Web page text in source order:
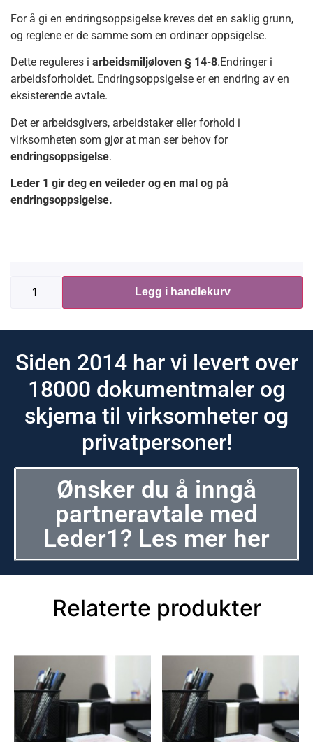
For å gi en endringsoppsigelse kreves det en saklig grunn,
og reglene er de samme som en ordinær oppsigelse.
Dette reguleres i arbeidsmiljøloven § 14-8.Endringer i
arbeidsforholdet. Endringsoppsigelse er en endring av en
eksisterende avtale.
Det er arbeidsgivers, arbeidstaker eller forhold i
virksomheten som gjør at man ser behov for
endringsoppsigelse.
Leder 1 gir deg en veileder og en mal og på
endringsoppsigelse.
Legg i handlekurv
Siden 2014 har vi levert over
18000 dokumentmaler og
skjema til virksomheter og
privatpersoner!
Ønsker du å inngå
partneravtale med
Leder1? Les mer her
Relaterte produkter